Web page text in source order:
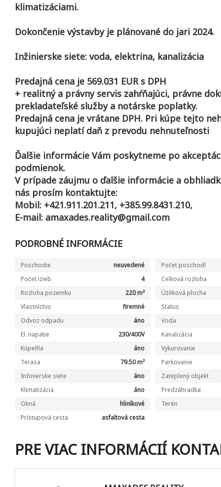
klimatizáciami.
Dokončenie výstavby je plánované do jari 2024.
Inžinierske siete: voda, elektrina, kanalizácia
Predajná cena je 569.031 EUR s DPH
+ realitný a právny servis zahŕňajúci, právne
prekladateľské služby a notárske poplatky.
Predajná cena je vrátane DPH. Pri kúpe tejto
kupujúci neplatí daň z prevodu nehnuteľnosti
Ďalšie informácie Vám poskytneme po
podmienok.
V prípade záujmu o ďalšie informácie a
nás prosím kontaktujte:
Mobil: +421.911.201.211, +385.99.8431.210,
E-mail: amaxades.reality@gmail.com
PODROBNÉ INFORMÁCIE
Poschodie neuvedené
Počet poschodí
Počet izieb
4
Celková rozloha
Rozloha pozemku
220 m²
Úžitková plocha
Vlastníctvo
firemné
Status
Odvoz odpadu
áno
Voda
El. napätie
230/400V
Kanalizácia
Kúpeľňa
áno
Vykurovanie
Terasa
79.50 m²
Parkovanie
Inžinierske siete
áno
Zateplený objekt
Klimatizácia
áno
Predzáhradka
Okná
hliníkové
Terén
Prístupová cesta
asfaltová cesta
PRE VIAC INFORMÁCIÍ